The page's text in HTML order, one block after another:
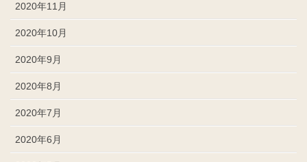
2020年11月
2020年10月
2020年9月
2020年8月
2020年7月
2020年6月